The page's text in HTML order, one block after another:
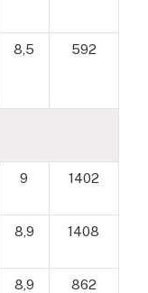
8,5 592
9 1402
8,9 1408
8,9 862